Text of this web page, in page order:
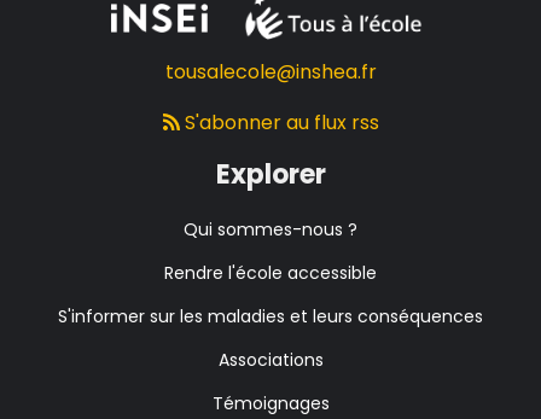
tousalecole@inshea.fr
S'abonner au flux rss
Explorer
Qui sommes-nous ?
Rendre l'école accessible
S'informer sur les maladies et leurs conséquences
Associations
Témoignages